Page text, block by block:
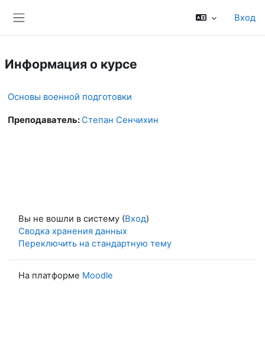
Вход
Информация о курсе
Основы военной подготовки
Преподаватель:Степан Сенчихин
Вы не вошли в систему (Вход)
Сводка хранения данных
Переключить на стандартную тему
На платформе Moodle